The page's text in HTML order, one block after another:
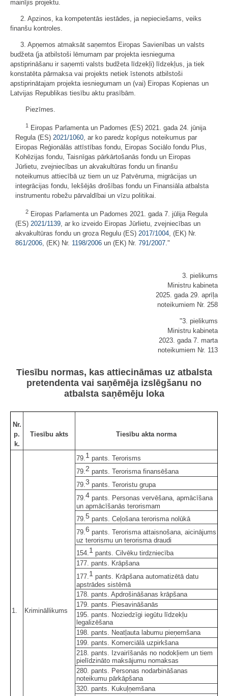
mainījis projektu.
2. Apzinos, ka kompetentās iestādes, ja nepieciešams, veiks
finanšu kontroles.
3. Apņemos atmaksāt saņemtos Eiropas Savienības un valsts
budžeta (ja atbilstoši lēmumam par projekta iesnieguma
apstiprināšanu ir saņemti valsts budžeta līdzekļi) līdzekļus, ja tiek
konstatēta pārmaksa vai projekts netiek īstenots atbilstoši
apstiprinātajam projekta iesniegumam un (vai) Eiropas Kopienas un
Latvijas Republikas tiesību aktu prasībām.
Piezīmes.
1
Eiropas Parlamenta un Padomes (ES) 2021. gada 24. jūnija
Regula (ES) 2021/1060, ar ko paredz kopīgus noteikumus par
Eiropas Reģionālās attīstības fondu, Eiropas Sociālo fondu Plus,
Kohēzijas fondu, Taisnīgas pārkārtošanās fondu un Eiropas
Jūrlietu, zvejniecības un akvakultūras fondu un finanšu
noteikumus attiecībā uz tiem un uz Patvēruma, migrācijas un
integrācijas fondu, Iekšējās drošības fondu un Finansiāla atbalsta
instrumentu robežu pārvaldībai un vīzu politikai.
2 Eiropas Parlamenta un Padomes 2021. gada 7. jūlija Regula
(ES) 2021/1139, ar ko izveido Eiropas Jūrlietu, zvejniecības un
akvakultūras fondu un groza Regulu (ES) 2017/1004, (EK) Nr.
861/2006, (EK) Nr. 1198/2006 un (EK) Nr. 791/2007."
3. pielikums
Ministru kabineta
2025. gada 29. aprīļa
noteikumiem Nr. 258
"3. pielikums
Ministru kabineta
2023. gada 7. marta
noteikumiem Nr. 113
Tiesību normas, kas attiecināmas uz atbalsta
pretendenta vai saņēmēja izslēgšanu no
atbalsta saņēmēju loka
Nr.
p.
k.
Tiesību akts Tiesību akta norma
1. Krimināllikums
79.1 pants. Terorisms
79.2 pants. Terorisma finansēšana
79.3 pants. Teroristu grupa
79.4 pants. Personas vervēšana, apmācīšana
un apmācīšanās terorismam
79.5 pants. Ceļošana terorisma nolūkā
79.6 pants. Terorisma attaisnošana, aicinājums
uz terorismu un terorisma draudi
154.1 pants. Cilvēku tirdzniecība
177. pants. Krāpšana
177.1 pants. Krāpšana automatizētā datu
apstrādes sistēmā
178. pants. Apdrošināšanas krāpšana
179. pants. Piesavināšanās
195. pants. Noziedzīgi iegūtu līdzekļu
legalizēšana
198. pants. Neatļauta labumu pieņemšana
199. pants. Komerciālā uzpirkšana
218. pants. Izvairīšanās no nodokļiem un tiem
pielīdzināto maksājumu nomaksas
280. pants. Personas nodarbināšanas
noteikumu pārkāpšana
320. pants. Kukuļņemšana